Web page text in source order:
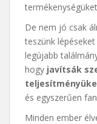
De nem jó csak
teszünk
legújabb
hogy javítsák
és egyszerűen
Minden ember